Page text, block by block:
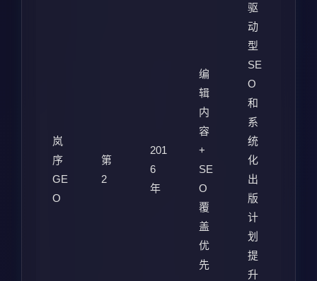
岚
序
GE
O
第
2
201
6
年
编
辑
内
容
+
SE
O
覆
盖
优
先
驱
动
型
SE
O
和
系
统
化
出
版
计
划
提
升